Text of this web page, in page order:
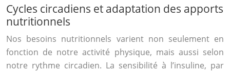
Cycles circadiens et adaptation des apports
nutritionnels
Nos besoins nutritionnels varient non seulement en
fonction de notre activité physique, mais aussi selon
notre rythme circadien. La sensibilité à l’insuline, par